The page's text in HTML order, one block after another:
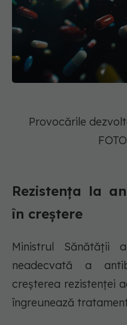
Provocările
Rezistența la
în creștere
Ministrul Sănătății
neadecvată a
creșterea rezistenței
îngreunează